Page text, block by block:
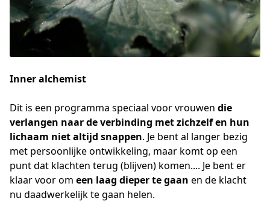
Inner alchemist
Dit is een programma speciaal voor vrouwen die
verlangen naar de verbinding met zichzelf en hun
lichaam niet altijd snappen. Je bent al langer bezig
met persoonlijke ontwikkeling, maar komt op een
punt dat klachten terug (blijven) komen.... Je bent er
klaar voor om een laag dieper te gaan en de klacht
nu daadwerkelijk te gaan helen.